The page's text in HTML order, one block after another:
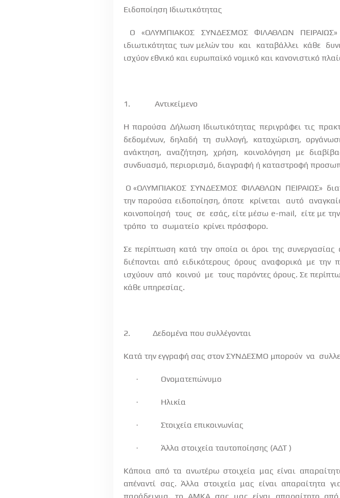
Ειδοποίηση Ιδιωτικότητας
Ο «ΟΛΥΜΠΙΑΚΟΣ ΣΥΝΔΕΣΜΟΣ ΦΙΛΑΘΛΩΝ
ιδιωτικότητας των μελών του
και καταβάλλει κάθε
ισχύον εθνικό και ευρωπαϊκό νομικό και κανονιστικό
1. Αντικείμενο
Η παρούσα Δήλωση Ιδιωτικότητας περιγράφει τις
δεδομένων, δηλαδή τη συλλογή, καταχώριση,
ανάκτηση,
αναζήτηση, χρήση, κοινολόγηση με
συνδυασμό, περιορισμό, διαγραφή ή καταστροφή
Ο «ΟΛΥΜΠΙΑΚΟΣ ΣΥΝΔΕΣΜΟΣ ΦΙΛΑΘΛΩΝ ΠΕΙΡΑΙΩΣ»
την παρούσα ειδοποίηση, όποτε
κρίνεται αυτό
κοινοποίησή τους σε εσάς, είτε μέσω e-mail, είτε με
τρόπο το σωματείο κρίνει πρόσφορο.
Σε περίπτωση κατά την οποία οι όροι της
διέπονται από ειδικότερους όρους αναφορικά με την
ισχύουν από κοινού με τους παρόντες όρους. Σε
κάθε υπηρεσίας.
2. Δεδομένα που συλλέγονται
Κατά την εγγραφή σας στον ΣΥΝΔΕΣΜΟ μπορούν να
· Ονοματεπώνυμο
· Ηλικία
· Στοιχεία επικοινωνίας
· Άλλα στοιχεία ταυτοποίησης (ΑΔΤ )
Κάποια από τα ανωτέρω στοιχεία μας είναι
απέναντί σας. Άλλα στοιχεία μας είναι απαραίτητα